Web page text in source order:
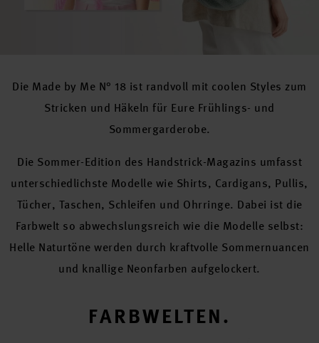
Die Made by Me N° 18 ist randvoll mit coolen Styles zum
Stricken und Häkeln für Eure Frühlings- und
Sommergarderobe.
Die Sommer-Edition des Handstrick-Magazins umfasst
unterschiedlichste Modelle wie Shirts, Cardigans, Pullis,
Tücher, Taschen, Schleifen und Ohrringe. Dabei ist die
Farbwelt so abwechslungsreich wie die Modelle selbst:
Helle Naturtöne werden durch kraftvolle Sommernuancen
und knallige Neonfarben aufgelockert.
FARBWELTEN.